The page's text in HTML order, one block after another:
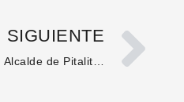
SIGUIENTE